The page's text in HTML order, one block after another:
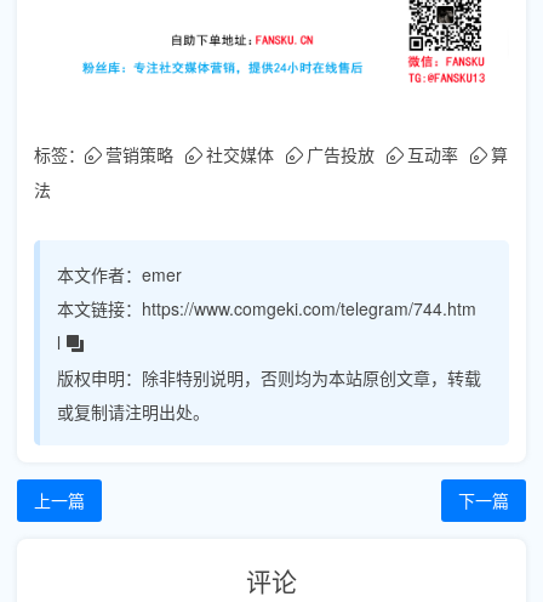
标签： 营销策略 社交媒体 广告投放 互动率
算
法
本文作者： emer
本文链接： https://www.comgeki.com/telegram/744.htm
l
版权申明： 除非特别说明，否则均为本站原创文章，转载
或复制请注明出处。
上一篇 下一篇
评论